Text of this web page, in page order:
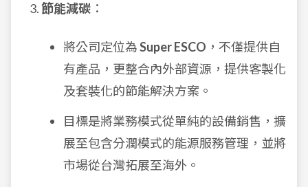
節能減碳 ：
將公司定位為Super ESCO ，不僅提供自
有產品，更整合內外部資源，提供客製化
及套裝化的節能解決方案。
目標是將業務模式從單純的設備銷售，擴
展至包含分潤模式的能源服務管理，並將
市場從台灣拓展至海外。